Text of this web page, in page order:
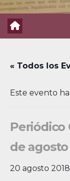
« Todos los
Este evento
Periódico
de agosto
20 agosto 2018